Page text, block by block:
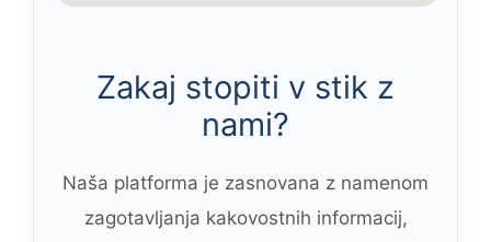
Zakaj stopiti v stik z
nami?
Naša platforma je zasnovana z namenom
zagotavljanja kakovostnih informacij,